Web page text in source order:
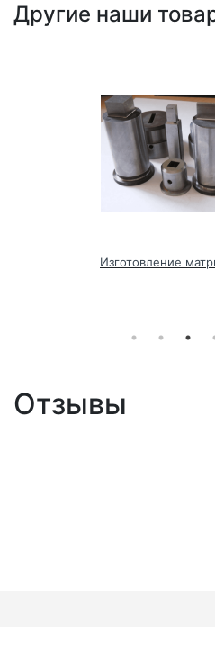
Другие наши
Изготовление
Отзывы